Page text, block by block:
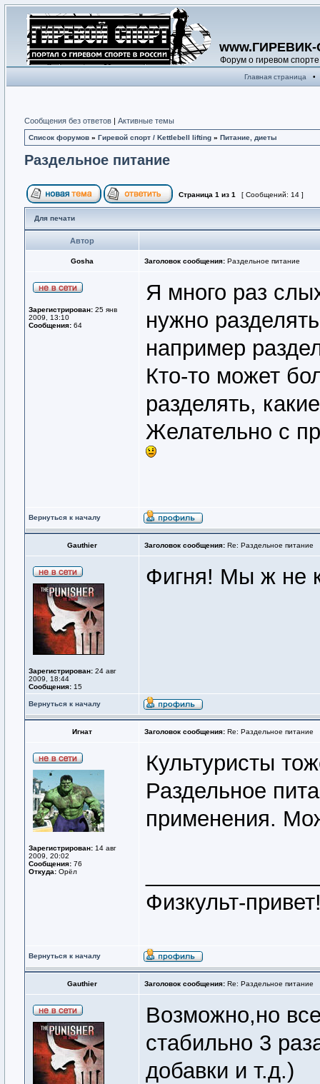
Форум о гиревом спорте
Главная страница •
Сообщения без ответов | Активные темы
Список форумов » Гиревой спорт / Kettlebell lifting » Питание, диеты
Раздельное питание
Страница 1 из 1 [ Сообщений: 14 ]
Для печати
Автор
Gosha Заголовок сообщения: Раздельное питание
Зарегистрирован: 25 янв
2009, 13:10
Сообщения: 64
Я много раз
нужно
например
Кто-то может
разделять,
Желательно с
Вернуться к началу
Gauthier Заголовок сообщения: Re: Раздельное питание
Зарегистрирован: 24 авг
2009, 18:44
Сообщения: 15
Фигня! Мы ж не
Вернуться к началу
Игнат Заголовок сообщения: Re: Раздельное питание
Зарегистрирован: 14 авг
2009, 20:02
Сообщения: 76
Откуда: Орёл
Культуристы
Раздельное
применения.
Физкульт-
Вернуться к началу
Gauthier Заголовок сообщения: Re: Раздельное питание
Возможно,но
стабильно 3
добавки и т.д.)